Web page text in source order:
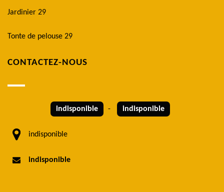
Jardinier 29
Tonte de pelouse 29
CONTACTEZ-NOUS
indisponible - indisponible
indisponible
indisponible